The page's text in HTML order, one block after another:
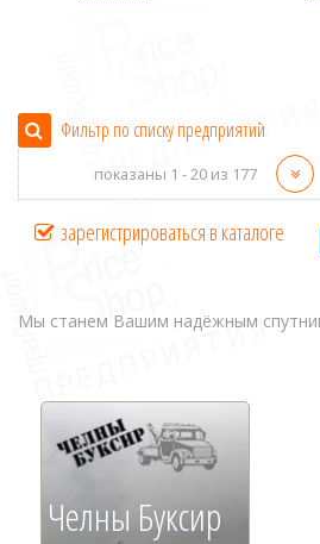
Фильтр по списку предприятий
показаны 1 -20 из 177
зарегистрироваться в каталоге
Мы станем Вашим надёжным
Челны Буксир